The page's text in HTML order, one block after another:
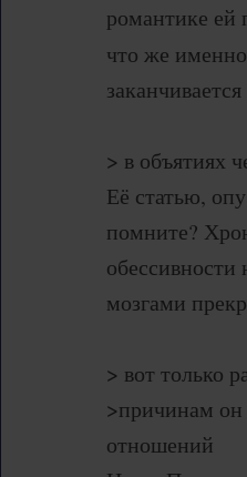
романтике ей
что же
> в объятиях
Её статью,
помните?
мозгами
> вот только
>причинам
отношений